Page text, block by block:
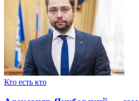
Кто есть кто